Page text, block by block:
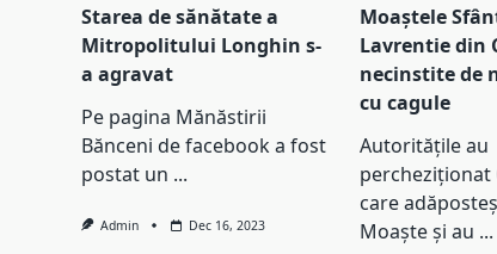
Starea de sănătate a
Mitropolitului Longhin s-
a agravat
Pe pagina Mănăstirii
Bănceni de facebook a fost
postat un ...
Admin Dec 16, 2023
Moaștele
Lavrentie din
necinstite de
cu cagule
Autoritățile au
percheziționat
care
Moaște și au ...